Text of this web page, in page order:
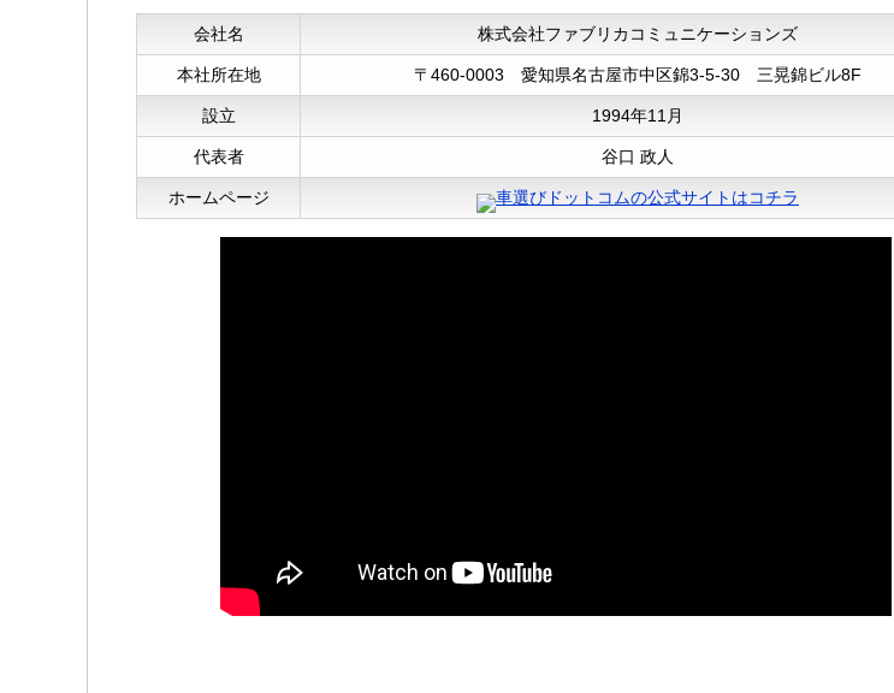
会社名 株式会社ファブリカコミュニケーションズ
本社所在地 〒460-0003 愛知県名古屋市中区錦3-5-30 三晃錦ビル8F
設立 1994年11月
代表者 谷口 政人
ホームページ 車選びドットコムの公式サイトはコチラ